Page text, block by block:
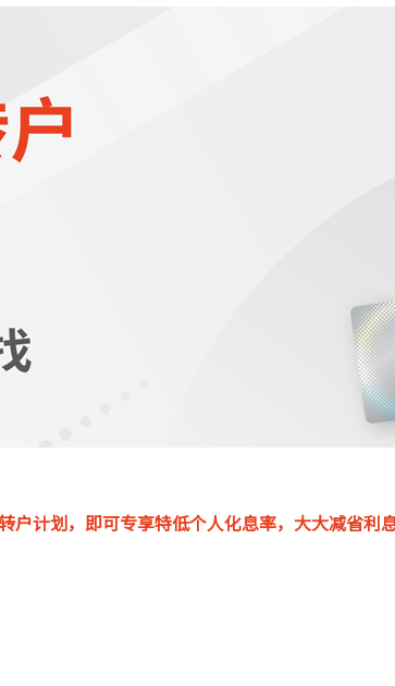
计划，即可专享特低个人化息率，大大减省利